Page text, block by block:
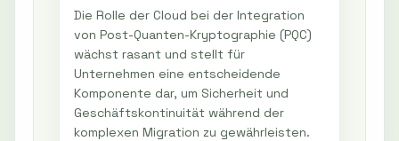
Die Rolle der Cloud bei der Integration
von Post-Quanten-Kryptographie (PQC)
wächst rasant und stellt für
Unternehmen eine entscheidende
Komponente dar, um Sicherheit und
Geschäftskontinuität während der
komplexen Migration zu gewährleisten.